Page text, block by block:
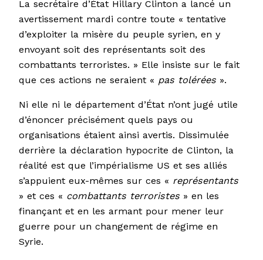
La secrétaire d’État Hillary Clinton a lancé un
avertissement mardi contre toute « tentative
d’exploiter la misère du peuple syrien, en y
envoyant soit des représentants soit des
combattants terroristes. » Elle insiste sur le fait
que ces actions ne seraient « pas tolérées ».
Ni elle ni le département d’État n’ont jugé utile
d’énoncer précisément quels pays ou
organisations étaient ainsi avertis. Dissimulée
derrière la déclaration hypocrite de Clinton, la
réalité est que l’impérialisme US et ses alliés
s’appuient eux-mêmes sur ces « représentants
» et ces « combattants terroristes » en les
finançant et en les armant pour mener leur
guerre pour un changement de régime en
Syrie.